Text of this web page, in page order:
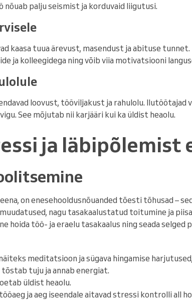
palju seismist ja korduvaid liigutusi.
kaasa tuua ärevust, masendust ja abituse
ja kolleegidega ning võib viia motivatsiooni
loovust, tööviljakust ja rahulolu. Ilutöötajad
See mõjutab nii karjääri kui ka üldist heaolu.
ja läbipõlemist
on enesehooldusnõuanded tõesti tõhusad –
nagu tasakaalustatud toitumine ja
hoida töö- ja eraelu tasakaalus ning seada selged
meditatsioon ja sügava hingamise
tuju ja annab energiat.
üldist heaolu.
ja aeg iseendale aitavad stressi kontrolli all